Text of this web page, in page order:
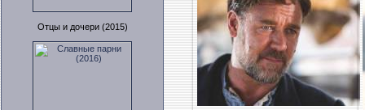
Отцы и дочери (2015)
13.11.2014
Лекс